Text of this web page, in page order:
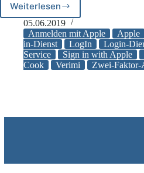
Weiterlesen„Anmelden
mit
Apple“
05.06.2019
Anmelden mit Apple
Apple
in-Dienst
LogIn Login-
Service
Sign in with Apple
Cook
Verimi Zwei-Faktor-